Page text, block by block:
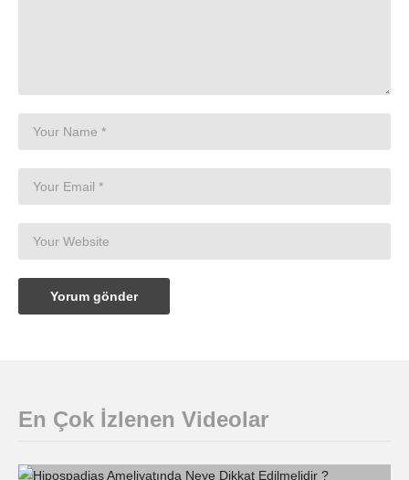
En Çok İzlenen Videolar